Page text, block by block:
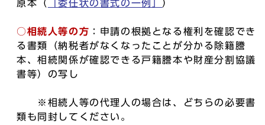
原本（ 「委任状の書式の一例」 ）
○相続人等の方 ：申請の根拠となる権利を確認でき
る書類（納税者がなくなったことが分かる除籍謄
本、相続関係が確認できる戸籍謄本や財産分割協議
書等）の写し
※相続人等の代理人の場合は、どちらの必要書
類も同封してください。